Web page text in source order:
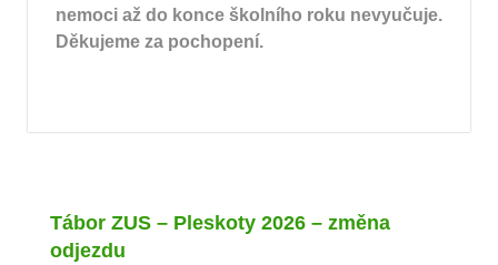
nemoci až do konce školního roku nevyučuje.
Děkujeme za pochopení.
Tábor ZUS – Pleskoty 2026 – změna
odjezdu